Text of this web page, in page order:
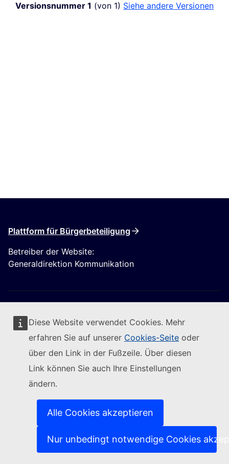
Diese Website verwendet Cookies. Mehr
erfahren Sie auf unserer Cookies-Seite oder
über den Link in der Fußzeile. Über diesen
Link können Sie auch Ihre Einstellungen
ändern.
Alle Cookies akzeptieren
Nur unbedingt notwendige Cookies
Versionsnummer 1 (von 1) siehe andere Versionen
Plattform für Bürgerbeteiligung
Betreiber der Website:
Generaldirektion Kommunikation
Folgen Sie der Europäischen Kommission
Kontakt(Externer Link)
IT-Sicherheitslücke melden
Sprachen auf unseren Websites(Externer Link)
(Externer Link)
Schutz der Privatsphäre
Rechtlicher Hinweis
(Externer Link)